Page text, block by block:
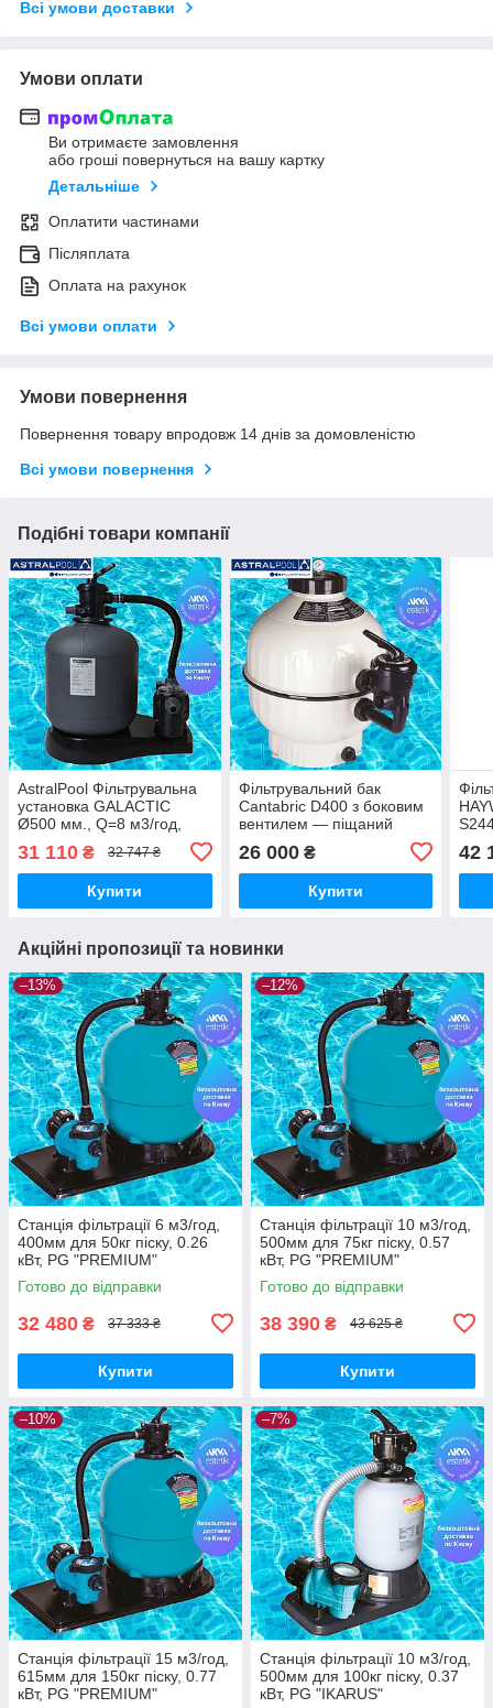
Всі умови доставки
Умови оплати
Ви отримаєте замовлення
або гроші повернуться на вашу картку
Детальніше
Оплатити частинами
Післяплата
Оплата на рахунок
Всі умови оплати
Умови повернення
Повернення товару впродовж 14 днів за домовленістю
Всі умови повернення
Подібні товари компанії
AstralPool Фільтрувальна
установка GALACTIC
Ø500 мм., Q=8 м3/год,
31 110 ₴ 32 747 ₴
Купити
Фільтрувальний бак
Cantabric D400 з боковим
вентилем — піщаний
(Fluidra, Іспанія)
26 000₴
Купити
42
Акційні пропозиції та новинки
–13%
Станція фільтрації 6 м3/год,
400мм для 50кг піску, 0.26
кВт, PG "PREMIUM"
Готово до відправки
32 480 ₴ 37 333 ₴
Купити
–12%
Станція фільтрації 10 м3/год,
500мм для 75кг піску, 0.57
кВт, PG "PREMIUM"
Готово до відправки
38 390 ₴ 43 625 ₴
Купити
–10%
Станція фільтрації 15 м3/год,
615мм для 150кг піску, 0.77
кВт, PG "PREMIUM"
–7%
Станція фільтрації 10 м3/год,
500мм для 100кг піску, 0.37
кВт, PG "IKARUS"